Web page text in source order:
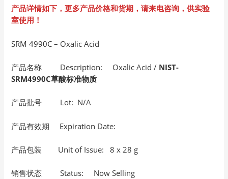
产品详情如下，更多产品价格和货期，请来电咨询，供实验
室使用！
SRM 4990C – Oxalic Acid
产品名称 Description: Oxalic Acid / NIST-
SRM4990C草酸标准物质
产品批号 Lot: N/A
产品有效期 Expiration Date:
产品包装 Unit of Issue: 8 x 28 g
销售状态 Status: Now Selling